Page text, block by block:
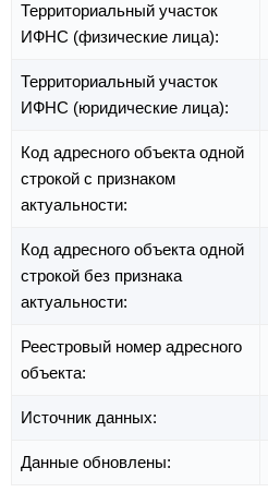
Территориальный участок
ИФНС (физические лица):
Территориальный участок
ИФНС (юридические лица):
Код адресного объекта одной
строкой с признаком
актуальности:
Код адресного объекта одной
строкой без признака
актуальности:
Реестровый номер адресного
объекта:
Источник данных:
Данные обновлены: